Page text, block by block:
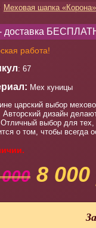
Меховая шапка «Корона»
- доставка
работа!
: 67
Мех куницы
царский выбор
Авторский дизайн
выбор для
о том, чтобы всегда
8